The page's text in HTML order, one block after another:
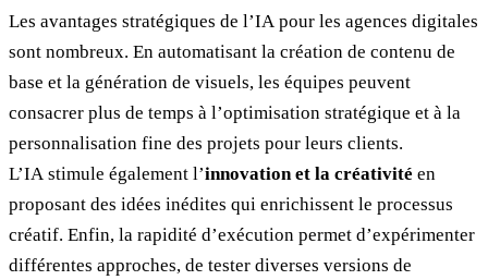
Les avantages stratégiques de l’IA pour les agences digitales
sont nombreux. En automatisant la création de contenu de
base et la génération de visuels, les équipes peuvent
consacrer plus de temps à l’optimisation stratégique et à la
personnalisation fine des projets pour leurs clients.
L’IA stimule également l’innovation et la créativité en
proposant des idées inédites qui enrichissent le processus
créatif. Enfin, la rapidité d’exécution permet d’expérimenter
différentes approches, de tester diverses versions de